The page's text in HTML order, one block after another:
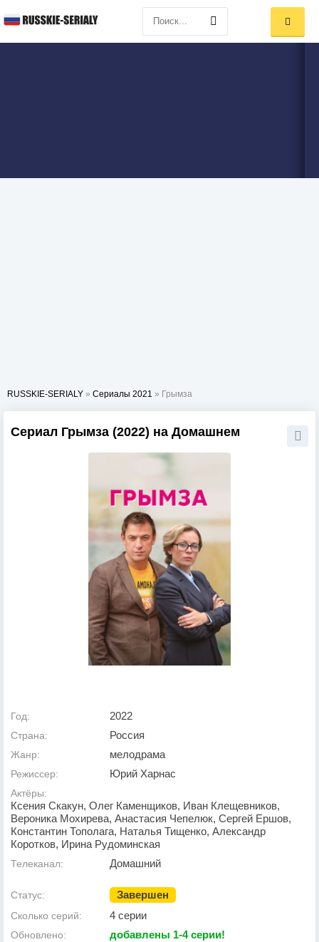
RUSSKIE-SERIALY » Сериалы 2021 » Грымза
Сериал Грымза (2022) на Домашнем
Год: 2022
Страна: Россия
Жанр: мелодрама
Режиссер: Юрий Харнас
Актёры:
Ксения Скакун, Олег Каменщиков, Иван Клещевников,
Вероника Мохирева, Анастасия Чепелюк, Сергей Ершов,
Константин Тополага, Наталья Тищенко, Александр
Коротков, Ирина Рудоминская
Телеканал: Домашний
Статус: Завершен
Сколько серий: 4 серии
Обновлено: добавлены 1-4 серии!